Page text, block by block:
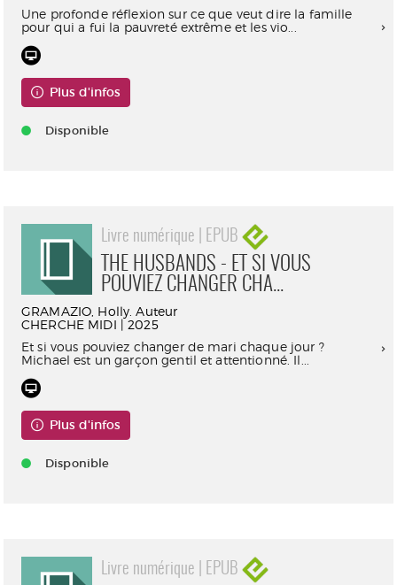
Une profonde réflexion sur ce que veut dire la famille
pour qui a fui la pauvreté extrême et les vio...
Plus d'infos
Disponible
Livre numérique | EPUB
THE HUSBANDS - ET SI VOUS
POUVIEZ CHANGER CHA...
GRAMAZIO, Holly. Auteur
CHERCHE MIDI | 2025
Et si vous pouviez changer de mari chaque jour ?
Michael est un garçon gentil et attentionné. Il...
Plus d'infos
Disponible
Livre numérique | EPUB